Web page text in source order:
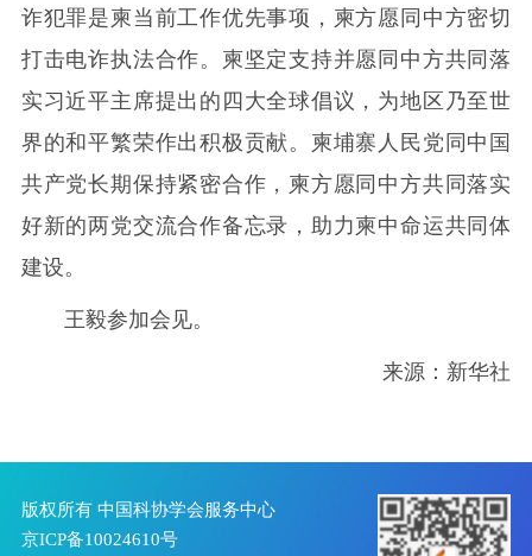
诈犯罪是柬当前工作优先事项，柬方愿同中方密切
打击电诈执法合作。柬坚定支持并愿同中方共同落
实习近平主席提出的四大全球倡议，为地区乃至世
界的和平繁荣作出积极贡献。柬埔寨人民党同中国
共产党长期保持紧密合作，柬方愿同中方共同落实
好新的两党交流合作备忘录，助力柬中命运共同体
建设。
王毅参加会见。
来源：新华社
版权所有 中国科协学会服务中心
京ICP备10024610号